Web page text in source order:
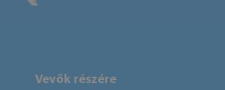
Vevők részére